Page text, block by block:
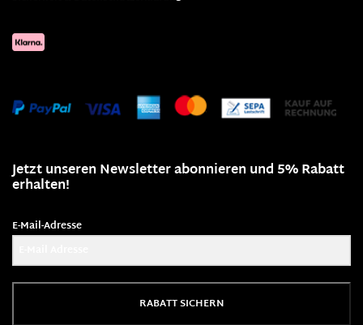
Jetzt unseren Newsletter abonnieren und 5% Rabatt
erhalten!
E-Mail-Adresse
RABATT SICHERN